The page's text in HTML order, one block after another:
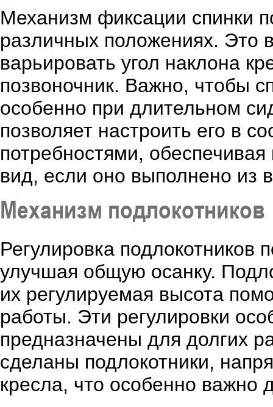
Механизм фиксации спинки
различных положениях. Это
варьировать угол наклона
позвоночник. Важно, чтобы
особенно при длительном
позволяет настроить его в
потребностями,
вид, если оно выполнено из
Механизм подлокотников
Регулировка подлокотников
улучшая общую осанку.
их регулируемая высота
работы. Эти регулировки
предназначены для долгих
сделаны подлокотники,
кресла, что особенно важно